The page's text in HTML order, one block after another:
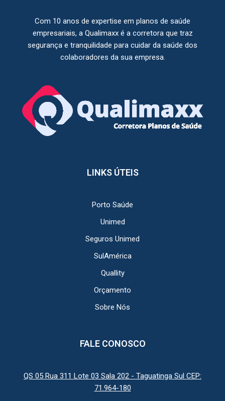
Com 10 anos de expertise em planos de saúde
empresariais, a Qualimaxx é a corretora que traz
segurança e tranquilidade para cuidar da saúde dos
colaboradores da sua empresa.
LINKS ÚTEIS
Porto Saúde
Unimed
Seguros Unimed
SulAmérica
Quallity
Orçamento
Sobre Nós
FALE CONOSCO
QS 05 Rua 311 Lote 03 Sala 202 - Taguatinga Sul CEP:
71.964-180